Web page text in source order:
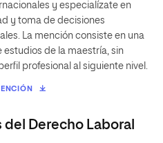
y especialízate en
y toma de decisiones
La mención consiste en una
de la maestría, sin
profesional al siguiente nivel.
Derecho Laboral